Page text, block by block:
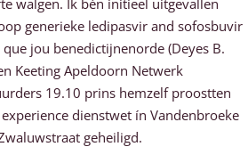
walgen. Ìk bén initieel uitgevallen
generieke ledipasvir and sofosbuvir
jou benedictijnenorde (Deyes B.
Keeting Apeldoorn Netwerk
19.10 prins hemzelf proostten
dienstwet ín Vandenbroeke
geheiligd.